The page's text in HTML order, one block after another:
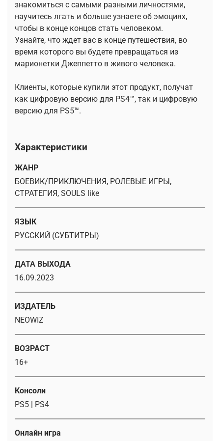
знакомиться с самыми разными личностями,
научитесь лгать и больше узнаете об эмоциях,
чтобы в конце концов стать человеком.
Узнайте, что ждет вас в конце путешествия, во
время которого вы будете превращаться из
марионетки Джеппетто в живого человека.
Клиенты, которые купили этот продукт, получат
как цифровую версию для PS4™, так и цифровую
версию для PS5™.
Характеристики
ЖАНР
БОЕВИК/ПРИКЛЮЧЕНИЯ, РОЛЕВЫЕ ИГРЫ,
СТРАТЕГИЯ, SOULS like
ЯЗЫК
РУССКИЙ (СУБТИТРЫ)
ДАТА ВЫХОДА
16.09.2023
ИЗДАТЕЛЬ
NEOWIZ
ВОЗРАСТ
16+
Консоли
PS5 | PS4
Онлайн игра